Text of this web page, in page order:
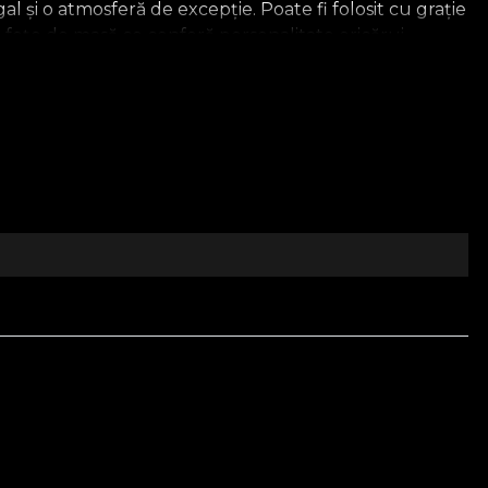
și o atmosferă de excepție. Poate fi folosit cu grație
de masă ce conferă personalitate oricărui
manuscriselor antice – se îmbină armonios,
tactil și eleganța vizuală sunt esențiale. Realizat